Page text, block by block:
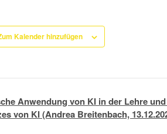
Kalender hinzufügen
Anwendung von KI in der Lehre
von KI (Andrea Breitenbach,